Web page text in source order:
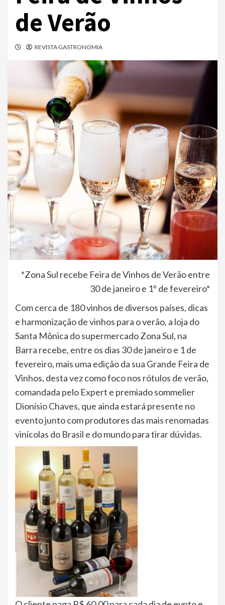
de Verão
REVISTA GASTRONOMIA
*Zona Sul recebe Feira de Vinhos de Verão entre
30 de janeiro e 1º de fevereiro*
Com cerca de 180 vinhos de diversos países, dicas
e harmonização de vinhos para o verão, a loja do
Santa Mônica do supermercado Zona Sul, na
Barra recebe, entre os dias 30 de janeiro e 1 de
fevereiro, mais uma edição da sua Grande Feira de
Vinhos, desta vez como foco nos rótulos de verão,
comandada pelo Expert e premiado sommelier
Dionísio Chaves, que ainda estará presente no
evento junto com produtores das mais renomadas
vinícolas do Brasil e do mundo para tirar dúvidas.